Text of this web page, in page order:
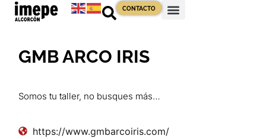
CONTACTO
GMB ARCO IRIS
Somos tu taller, no busques más…
https://www.gmbarcoiris.com/